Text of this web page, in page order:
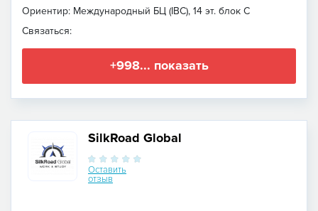
Ориентир: Международный БЦ (IBC), 14 эт. блок С
Связаться:
+998... показать
SilkRoad Global
Оставить
отзыв